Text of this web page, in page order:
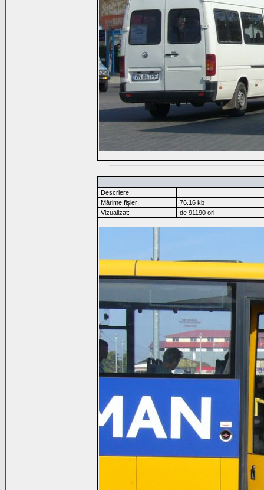
Descriere:
Mărime fişier:
76.16 kb
Vizualizat:
de 91190 ori